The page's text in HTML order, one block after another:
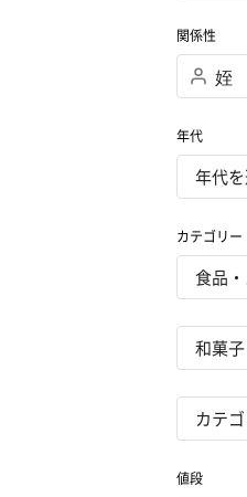
関係性
年代
カテゴリー
値段